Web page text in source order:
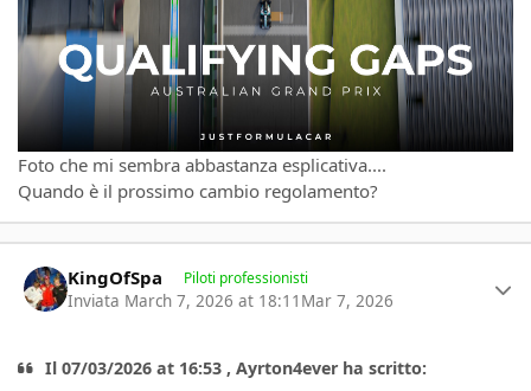
Foto che mi sembra abbastanza esplicativa....
Quando è il prossimo cambio regolamento?
KingOfSpa Piloti professionisti
Inviata March 7, 2026 at 18:11 Mar 7, 2026
Il 07/03/2026 at 16:53 , Ayrton4ever ha scritto: